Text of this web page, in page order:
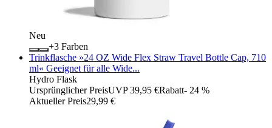
Neu
+
Farben
Trinkflasche »24 OZ Wide Flex Straw Travel Bottle Cap, 710
ml« Geeignet für alle Wide...
Hydro Flask
Ursprünglicher PreisUVP 39,95 €Rabatt- 24 %
Aktueller Preis29,99 €